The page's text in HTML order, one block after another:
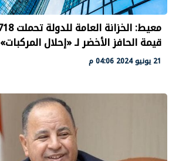
قيمة الحافز الأخضر لـ «إحلال المركبات»
21 يونيو 2024 04:06 م